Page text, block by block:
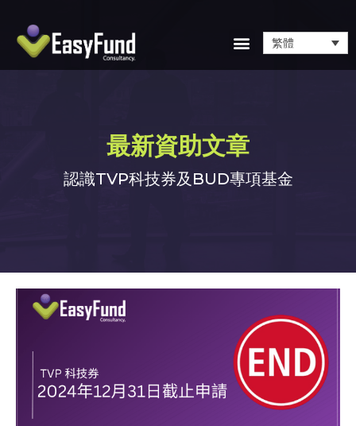
繁體
最新資助文章
認識TVP科技券及BUD專項基金